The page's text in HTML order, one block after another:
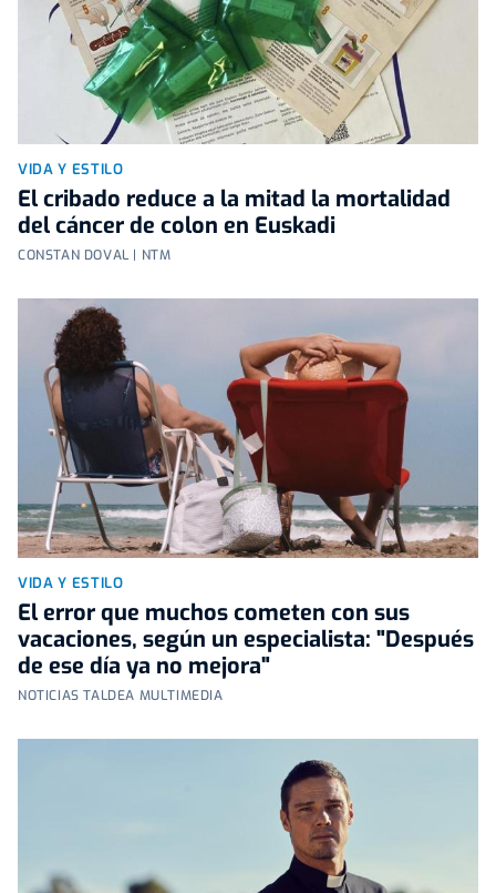
VIDA Y ESTILO
El cribado reduce a la mitad la mortalidad
del cáncer de colon en Euskadi
CONSTAN DOVAL | NTM
VIDA Y ESTILO
El error que muchos cometen con sus
vacaciones, según un especialista: "Después
de ese día ya no mejora"
NOTICIAS TALDEA MULTIMEDIA